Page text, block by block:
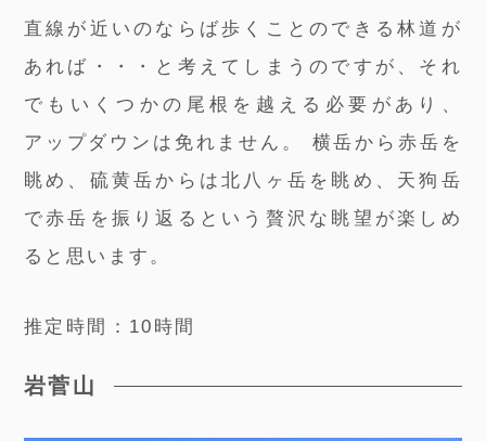
直線が近いのならば歩くことのできる林道が
あれば・・・と考えてしまうのですが、それ
でもいくつかの尾根を越える必要があり、
アップダウンは免れません。 横岳から赤岳を
眺め、硫黄岳からは北八ヶ岳を眺め、天狗岳
で赤岳を振り返るという贅沢な眺望が楽しめ
ると思います。
推定時間：10時間
岩菅山